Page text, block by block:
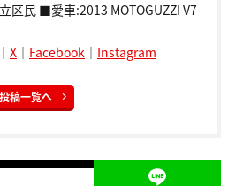
区民 ■愛車:2013 MOTOGUZZI V7
｜ X ｜ Facebook ｜ Instagram
投稿一覧へ